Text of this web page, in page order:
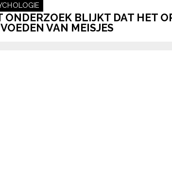
ONDERZOEK BLIJKT DAT HET
VAN MEISJES